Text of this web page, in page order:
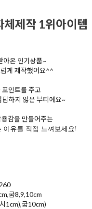
체제작 1위아이템
아온 인기상품~
게 제작했어요^^
인트를 주고
답하지 않은 부티에요~
감을 만들어주는
이유를 직접 느껴보세요!
굽8,9,10cm
1cm),굽10cm)